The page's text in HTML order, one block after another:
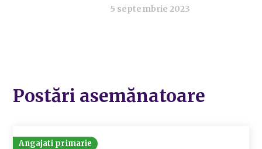
5 septembrie 2023
Postări asemănatoare
Angajati primarie